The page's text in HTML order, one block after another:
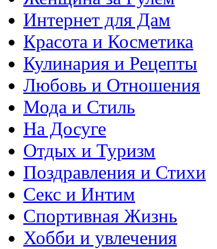
Интернет для Дам
Красота и Косметика
Кулинария и Рецепты
Любовь и Отношения
Мода и Стиль
На Досуге
Отдых и Туризм
Поздравления и Стихи
Секс и Интим
Спортивная Жизнь
Хобби и увлечения